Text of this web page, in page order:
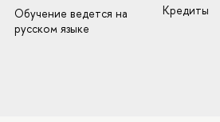
Обучение ведется на
русском языке
Кредиты